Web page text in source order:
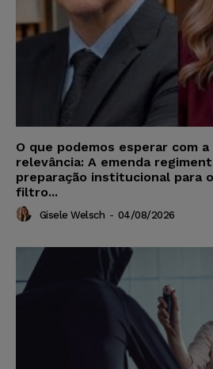
O que podemos esperar com a
relevância: A emenda
preparação institucional para
filtro...
Gisele Welsch - 04/08/2026